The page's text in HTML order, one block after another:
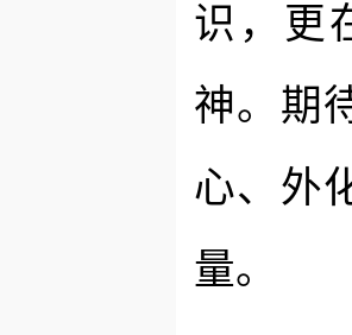
识，更
神。期
心、外
量。